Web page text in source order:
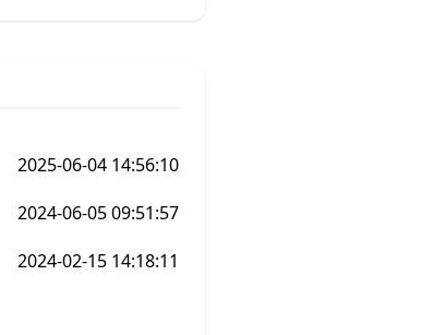
2025-06-04 14:56:10
2024-06-05 09:51:57
2024-02-15 14:18:11